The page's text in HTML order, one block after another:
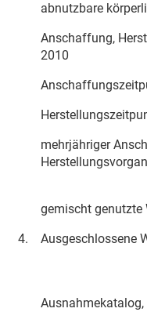
abnutzbare
Anschaffung,
2010
mehrjähriger
gemischt
4.
Ausgeschlossene